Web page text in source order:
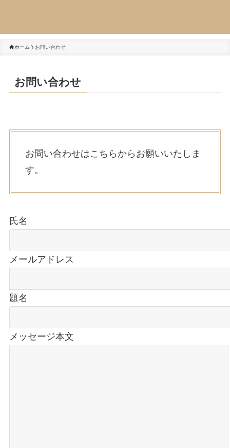
ホーム お問い合わせ
お問い合わせ
お問い合わせはこちらからお願いいたしま
す。
氏名
メールアドレス
題名
メッセージ本文